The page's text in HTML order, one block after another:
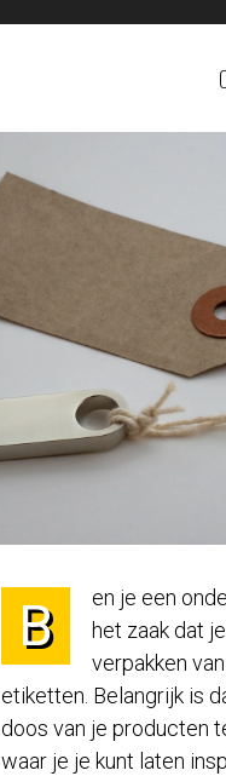
B
en je een
het zaak dat
verpakken
etiketten. Belangrijk is
doos van je producten
waar je je kunt laten